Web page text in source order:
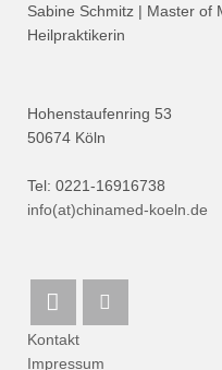
Sabine Schmitz | Master of
Heilpraktikerin
Hohenstaufenring 53
50674 Köln
Tel: 0221-16916738
info(at)chinamed-koeln.de
Kontakt
Impressum